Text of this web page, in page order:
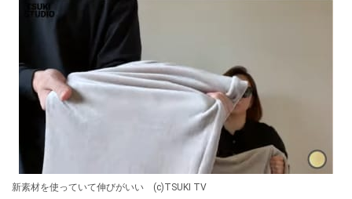
新素材を使っていて伸びがいい (c)TSUKI TV